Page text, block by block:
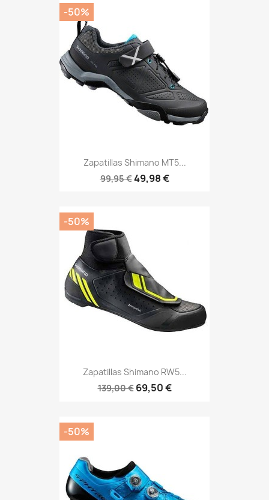
Zapatillas Shimano MT5...
99,95 €49,98 €
-50%
Zapatillas Shimano RW5...
139,00 € 69,50 €
-50%
-50%